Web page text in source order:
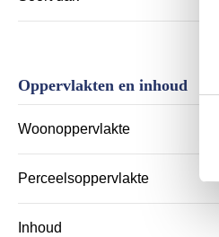
Oppervlakten en inhoud
Woonoppervlakte
Perceelsoppervlakte
Inhoud